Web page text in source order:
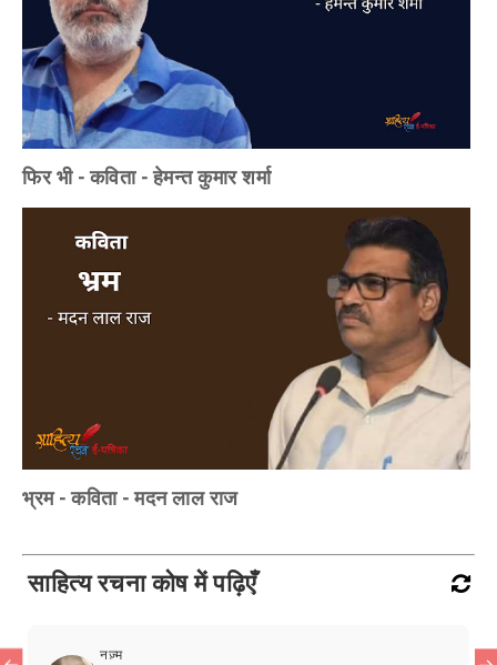
फिर भी - कविता - हेमन्त कुमार शर्मा
भ्रम - कविता - मदन लाल राज
साहित्य रचना कोष में पढ़िएँ
नज़्म